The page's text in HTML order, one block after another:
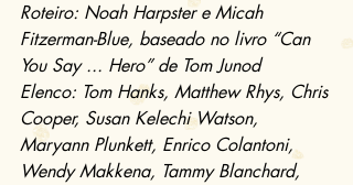
Roteiro: Noah Harpster e Micah
Fitzerman-Blue, baseado no livro “Can
You Say ... Hero” de Tom Junod
Elenco: Tom Hanks, Matthew Rhys, Chris
Cooper, Susan Kelechi Watson,
Maryann Plunkett, Enrico Colantoni,
Wendy Makkena, Tammy Blanchard,